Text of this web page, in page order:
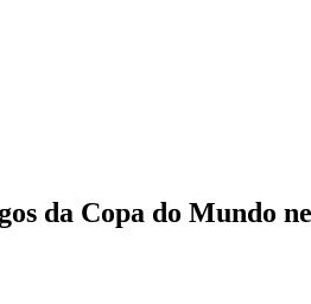
da Copa do Mundo